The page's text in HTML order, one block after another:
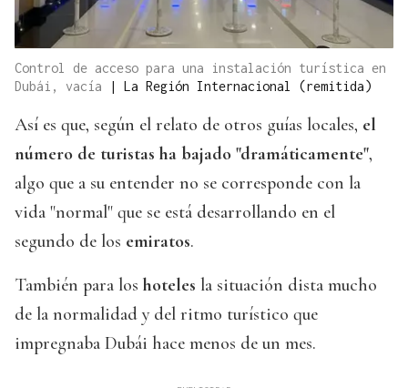
Control de acceso para una instalación turística en
Dubái, vacía
| La Región Internacional (remitida)
Así es que, según el relato de otros guías locales, el
número de turistas ha bajado "dramáticamente",
algo que a su entender no se corresponde con la
vida "normal" que se está desarrollando en el
segundo de los emiratos.
También para los hoteles la situación dista mucho
de la normalidad y del ritmo turístico que
impregnaba Dubái hace menos de un mes.